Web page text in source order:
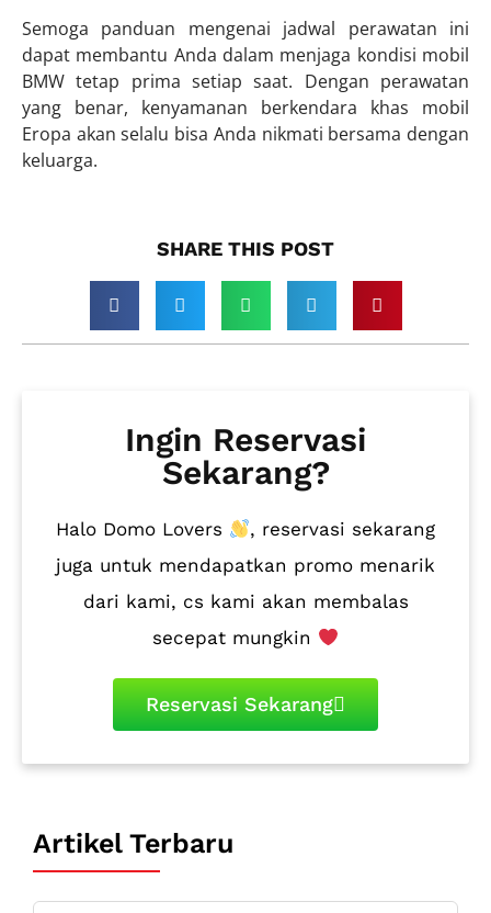
Semoga panduan mengenai jadwal perawatan ini
dapat membantu Anda dalam menjaga kondisi mobil
BMW tetap prima setiap saat. Dengan perawatan
yang benar, kenyamanan berkendara khas mobil
Eropa akan selalu bisa Anda nikmati bersama dengan
keluarga.
SHARE THIS POST​
Ingin Reservasi
Sekarang?
Halo Domo Lovers
, reservasi sekarang
juga untuk mendapatkan promo menarik
dari kami, cs kami akan membalas
secepat mungkin
Reservasi Sekarang
Artikel Terbaru